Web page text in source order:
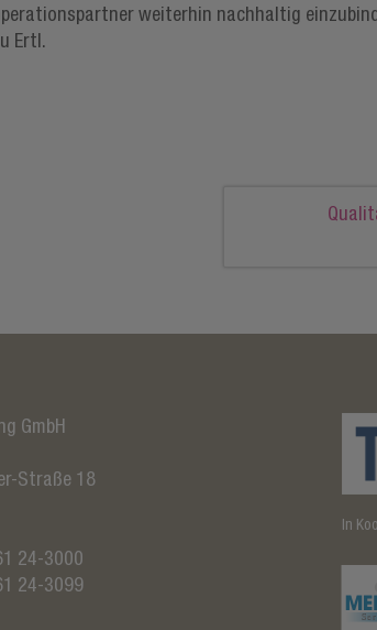
weiterhin nachhaltig
Ertl.
GmbH
Straße 18
24-3000
24-3099
In